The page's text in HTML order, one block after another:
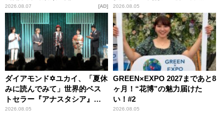
2026.08.07 AD
ッズ発売
2026.08.05
ダイアモンド✡ユカイ、「夏休
みに読んでみて」世界的ベス
トセラー『アナスタシア』を
紹介
2026.08.05
GREEN×EXPO 2027まであと8
ヶ月！“花博”の魅力届けた
い！#2
2026.08.05